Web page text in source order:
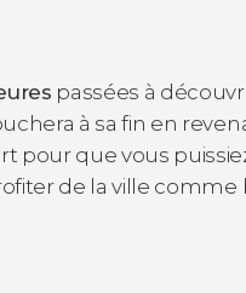
passées à
à sa fin en
pour que vous
de la ville comme